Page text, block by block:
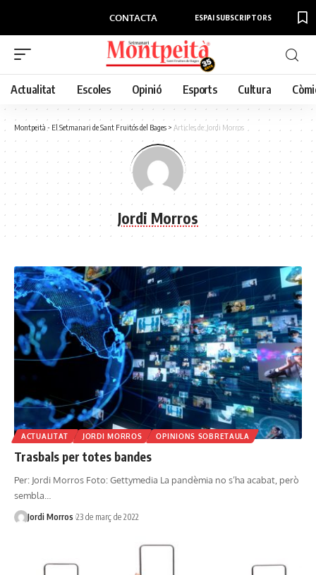
CONTACTA ESPAI SUBSCRIPTORS
Actualitat Escoles Opinió Esports Cultura
Montpeità - El Setmanari de Sant Fruitós del Bages > Articles de: Jordi Morros
Jordi Morros
ACTUALITAT JORDI MORROS OPINIONS SOBRETAULA
Trasbals per totes bandes
Per: Jordi Morros Foto: Gettymedia La pandèmia no s’ha acabat, però
sembla…
Jordi Morros 23 de març de 2022